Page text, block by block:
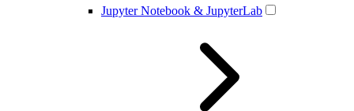
Jupyter Notebook & JupyterLab